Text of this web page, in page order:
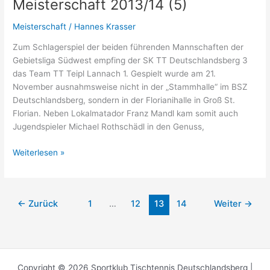
Meisterschaft 2013/14 (5)
Meisterschaft / Hannes Krasser
Zum Schlagerspiel der beiden führenden Mannschaften der
Gebietsliga Südwest empfing der SK TT Deutschlandsberg 3
das Team TT Teipl Lannach 1. Gespielt wurde am 21.
November ausnahmsweise nicht in der „Stammhalle“ im BSZ
Deutschlandsberg, sondern in der Florianihalle in Groß St.
Florian. Neben Lokalmatador Franz Mandl kam somit auch
Jugendspieler Michael Rothschädl in den Genuss,
Meisterschaft
Weiterlesen »
← Zurück 1 … 12 13 14 Weiter →
Copyright © 2026 Sportklub Tischtennis Deutschlandsberg |